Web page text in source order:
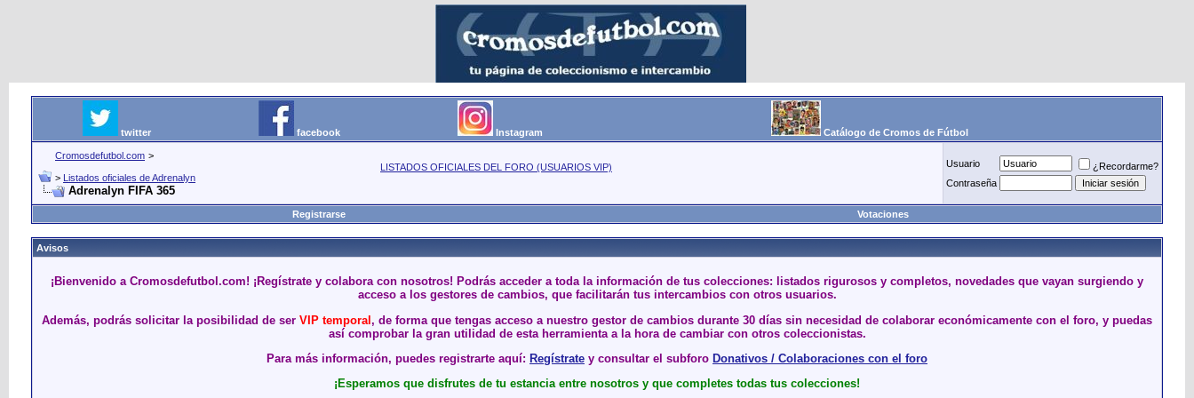
twitter facebook Instagram Catálogo de Cromos de Fútbol
Cromosdefutbol.com >
LISTADOS OFICIALES DEL FORO (USUARIOS VIP)
> Listados oficiales de Adrenalyn
Adrenalyn FIFA 365
Usuario
¿Recordarme?
Contraseña
Registrarse Votaciones
Avisos
¡Bienvenido a Cromosdefutbol.com! ¡Regístrate y colabora con nosotros! Podrás acceder a toda la información de tus colecciones: listados rigurosos y completos, novedades que vayan surgiendo y
acceso a los gestores de cambios, que facilitarán tus intercambios con otros usuarios.
Además, podrás solicitar la posibilidad de ser VIP temporal, de forma que tengas acceso a nuestro gestor de cambios durante 30 días sin necesidad de colaborar económicamente con el foro, y puedas
así comprobar la gran utilidad de esta herramienta a la hora de cambiar con otros coleccionistas.
Para más información, puedes registrarte aquí: Regístrate y consultar el subforo Donativos / Colaboraciones con el foro
¡Esperamos que disfrutes de tu estancia entre nosotros y que completes todas tus colecciones!